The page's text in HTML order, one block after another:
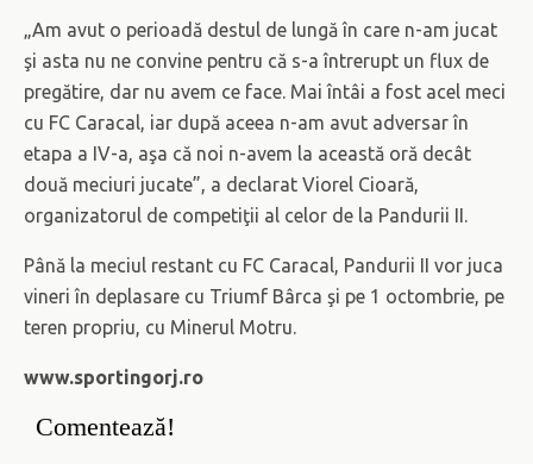
„Am avut o perioadă destul de lungă în care n-am jucat
şi asta nu ne convine pentru că s-a întrerupt un flux de
pregătire, dar nu avem ce face. Mai întâi a fost acel meci
cu FC Caracal, iar după aceea n-am avut adversar în
etapa a IV-a, aşa că noi n-avem la această oră decât
două meciuri jucate”, a declarat Viorel Cioară,
organizatorul de competiţii al celor de la Pandurii II.
Până la meciul restant cu FC Caracal, Pandurii II vor juca
vineri în deplasare cu Triumf Bârca şi pe 1 octombrie, pe
teren propriu, cu Minerul Motru.
www.sportingorj.ro
Comentează!